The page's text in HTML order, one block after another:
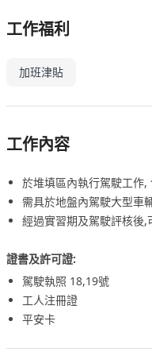
工作福利
加班津貼
工作內容
於堆填區內執行駕駛工作
需具於地盤內駕駛大型車
經過實習期及駕駛評核後,
證書及許可證:
駕駛執照 18,19號
工人注冊證
平安卡